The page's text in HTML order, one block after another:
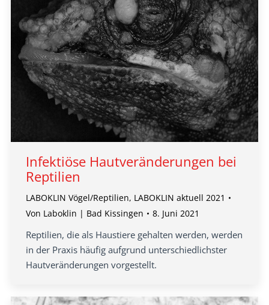
Infektiöse Hautveränderungen bei
Reptilien
LABOKLIN Vögel/Reptilien, LABOKLIN aktuell 2021
Von Laboklin | Bad Kissingen 8. Juni 2021
Reptilien, die als Haustiere gehalten werden, werden
in der Praxis häufig aufgrund unterschiedlichster
Hautveränderungen vorgestellt.